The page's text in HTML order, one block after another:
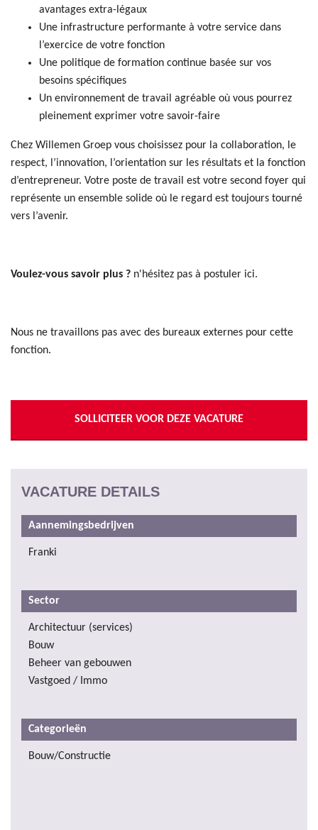
avantages extra-légaux
Une infrastructure performante à votre service dans
l’exercice de votre fonction
Une politique de formation continue basée sur vos
besoins spécifiques
Un environnement de travail agréable où vous pourrez
pleinement exprimer votre savoir-faire
Chez Willemen Groep vous choisissez pour la collaboration, le
respect, l’innovation, l’orientation sur les résultats et la fonction
d’entrepreneur. Votre poste de travail est votre second foyer qui
représente un ensemble solide où le regard est toujours tourné
vers l’avenir.
Voulez-vous savoir plus ? n'hésitez pas à postuler ici.
Nous ne travaillons pas avec des bureaux externes pour cette
fonction.
SOLLICITEER VOOR DEZE VACATURE
VACATURE DETAILS
Aannemingsbedrijven
Franki
Sector
Architectuur (services)
Bouw
Beheer van gebouwen
Vastgoed / Immo
Categorieën
Bouw/Constructie